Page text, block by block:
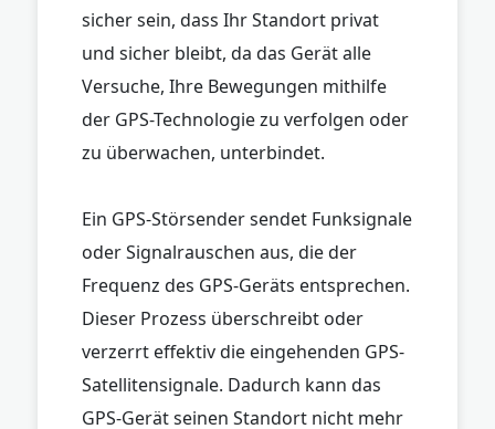
sicher sein, dass Ihr Standort privat
und sicher bleibt, da das Gerät alle
Versuche, Ihre Bewegungen mithilfe
der GPS-Technologie zu verfolgen oder
zu überwachen, unterbindet.
Ein GPS-Störsender sendet Funksignale
oder Signalrauschen aus, die der
Frequenz des GPS-Geräts entsprechen.
Dieser Prozess überschreibt oder
verzerrt effektiv die eingehenden GPS-
Satellitensignale. Dadurch kann das
GPS-Gerät seinen Standort nicht mehr